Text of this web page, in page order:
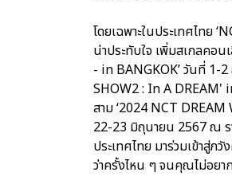
โดยเฉพาะในประเทศไทย
น่าประทับใจ เพิ่มสเกลคอ
- in BANGKOK’ วันที่ 1-
SHOW2 : In A DREAM'
สาม ‘2024 NCT
22-23 มิถุนายน 2567 ณ ร
ประเทศไทย มาร่วมเข้าสู่ภ
ว่าครั้งไหน ๆ จนคุณไม่อย